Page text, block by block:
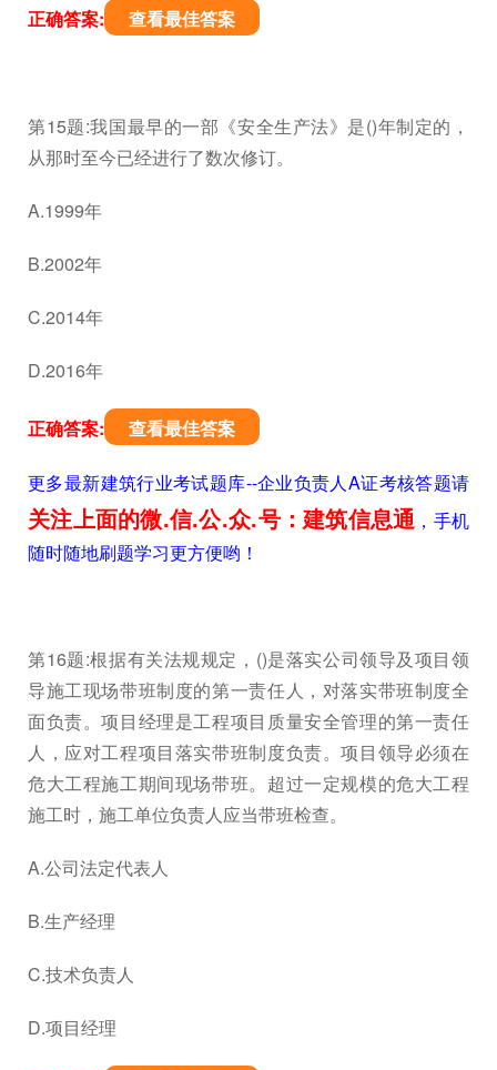
正确答案: 查看最佳答案
第15题:我国最早的一部《安全生产法》是()年制定的，
从那时至今已经进行了数次修订。
A.1999年
B.2002年
C.2014年
D.2016年
正确答案: 查看最佳答案
更多最新建筑行业考试题库--企业负责人A证考核答题请
关注上面的微.信.公.众.号：建筑信息通，手机
随时随地刷题学习更方便哟！
第16题:根据有关法规规定，()是落实公司领导及项目领
导施工现场带班制度的第一责任人，对落实带班制度全
面负责。项目经理是工程项目质量安全管理的第一责任
人，应对工程项目落实带班制度负责。项目领导必须在
危大工程施工期间现场带班。超过一定规模的危大工程
施工时，施工单位负责人应当带班检查。
A.公司法定代表人
B.生产经理
C.技术负责人
D.项目经理